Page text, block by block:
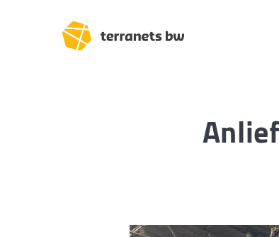
Trassenverlauf SEL: